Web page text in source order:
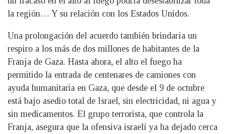
la región… Y su relación con los Estados Unidos.
Una prolongación del acuerdo también brindaría un
respiro a los más de dos millones de habitantes de la
Franja de Gaza. Hasta ahora, el alto el fuego ha
permitido la entrada de centenares de camiones con
ayuda humanitaria en Gaza, que desde el 9 de octubre
está bajo asedio total de Israel, sin electricidad, ni agua y
sin medicamentos. El grupo terrorista, que controla la
Franja, asegura que la ofensiva israelí ya ha dejado cerca